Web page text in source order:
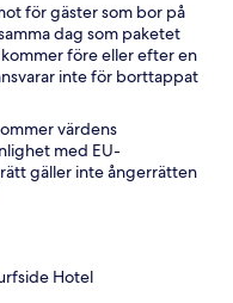
för gäster som bor på
dag som paketet
före eller efter en
inte för borttappat
värdens
med EU-
gäller inte ångerrätten
Hotel